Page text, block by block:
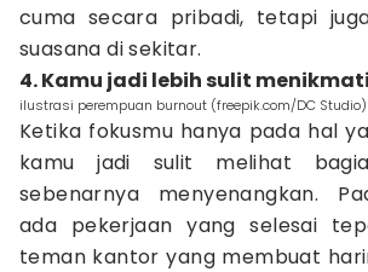
cuma secara pribadi, tetapi
suasana di sekitar.
4. Kamu jadi lebih sulit
ilustrasi perempuan burnout (freepik.com/DC Studio)
Ketika fokusmu hanya pada hal
kamu jadi sulit melihat
sebenarnya menyenangkan.
ada pekerjaan yang selesai
teman kantor yang membuat